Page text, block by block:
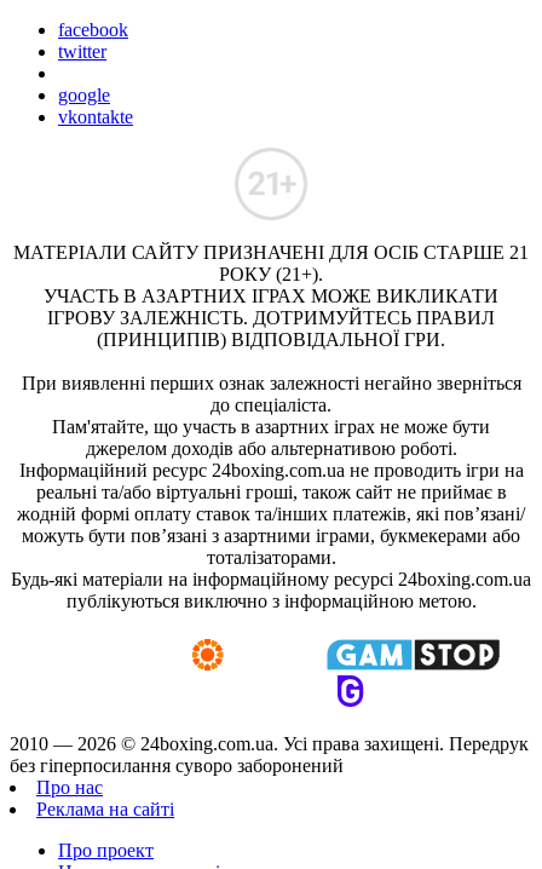
facebook
twitter
google
vkontakte
МАТЕРІАЛИ САЙТУ ПРИЗНАЧЕНІ ДЛЯ ОСІБ СТАРШЕ 21
РОКУ (21+).
УЧАСТЬ В АЗАРТНИХ ІГРАХ МОЖЕ ВИКЛИКАТИ
ІГРОВУ ЗАЛЕЖНІСТЬ. ДОТРИМУЙТЕСЬ ПРАВИЛ
(ПРИНЦИПІВ) ВІДПОВІДАЛЬНОЇ ГРИ.
При виявленні перших ознак залежності негайно зверніться
до спеціаліста.
Пам'ятайте, що участь в азартних іграх не може бути
джерелом доходів або альтернативою роботі.
Інформаційний ресурс 24boxing.com.ua не проводить ігри на
реальні та/або віртуальні гроші, також сайт не приймає в
жодній формі оплату ставок та/інших платежів, які пов’язані/
можуть бути пов’язані з азартними іграми, букмекерами або
тоталізаторами.
Будь-які матеріали на інформаційному ресурсі 24boxing.com.ua
публікуються виключно з інформаційною метою.
2010 — 2026 © 24boxing.com.ua. Усi права захищенi. Передрук
без гіперпосилання суворо заборонений
Про нас
Реклама на сайті
Про проект